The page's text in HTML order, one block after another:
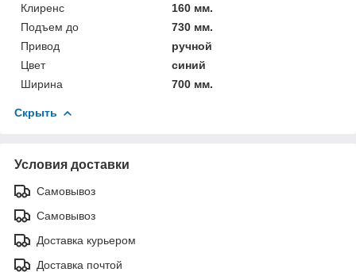
Клиренс
160 мм.
Подъем до
730 мм.
Привод
ручной
Цвет
синий
Ширина
700 мм.
Скрыть
Условия доставки
Самовывоз
Самовывоз
Доставка курьером
Доставка почтой